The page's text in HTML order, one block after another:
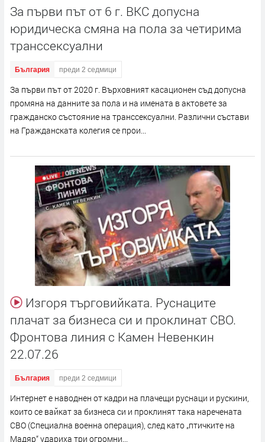
За първи път от 6 г. ВКС допусна
юридическа смяна на пола за четирима
транссексуални
България преди 2 седмици
За първи път от 2020 г. Върховният касационен съд допусна
промяна на данните за пола и на имената в актовете за
гражданско състояние на транссексуални. Различни състави
на Гражданската колегия се прои...
Изгоря търговийката. Руснаците
плачат за бизнеса си и проклинат СВО.
Фронтова линия с Камен Невенкин
22.07.26
България преди 2 седмици
Интернет е наводнен от кадри на плачещи руснаци и рускини,
които се вайкат за бизнеса си и проклинят така наречената
СВО (Специална военна операция), след като „птичките на
Мадяр“ удариха три огромни...